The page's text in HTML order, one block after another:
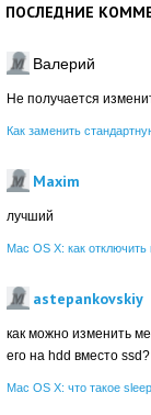
ПОСЛЕДНИЕ
Валерий
Не получается
Как заменить
Maxim
лучший
Mac OS X: как
astepankovskiy
как можно изменить
его на hdd вместо ssd?
Mac OS X: что такое